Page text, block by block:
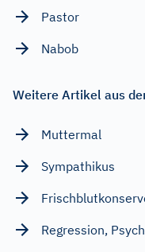
Pastor
Nabob
Weitere Artikel aus
Muttermal
Sympathikus
Regression,